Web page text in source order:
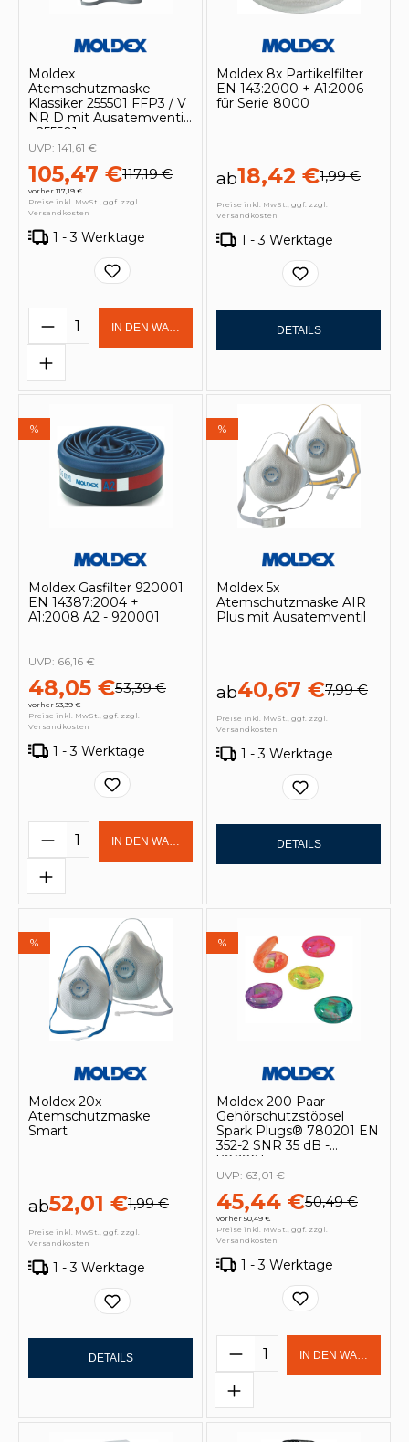
Moldex
Atemschutzmaske
Klassiker 255501 FFP3 / V
NR D mit Ausatemventil
- 255501
105,47 €117,19 €
vorher 117,19 €
UVP: 141,61 €
Preise inkl. MwSt., ggf. zzgl.
Versandkosten
1 - 3 Werktage
Produkt Anzahl: Gib den
IN DEN WARENKORB
Moldex 8x Partikelfilter
EN 143:2000 + A1:2006
für Serie 8000
ab18,42 €1,99 €
Preise inkl. MwSt., ggf. zzgl.
Versandkosten
1 - 3 Werktage
DETAILS
%
Moldex Gasfilter 920001
EN 14387:2004 +
A1:2008 A2 - 920001
48,05 €53,39 €
vorher 53,39 €
UVP: 66,16 €
Preise inkl. MwSt., ggf. zzgl.
Versandkosten
1 - 3 Werktage
Produkt Anzahl: Gib den
IN DEN WARENKORB
%
Moldex 5x
Atemschutzmaske AIR
Plus mit Ausatemventil
ab40,67 €7,99 €
Preise inkl. MwSt., ggf. zzgl.
Versandkosten
1 - 3 Werktage
DETAILS
%
Moldex 20x
Atemschutzmaske
Smart
ab52,01 €1,99 €
Preise inkl. MwSt., ggf. zzgl.
Versandkosten
1 - 3 Werktage
DETAILS
%
Moldex 200 Paar
Gehörschutzstöpsel
Spark Plugs® 780201 EN
352-2 SNR 35 dB -
780201
45,44 €50,49 €
vorher 50,49 €
UVP: 63,01 €
Preise inkl. MwSt., ggf. zzgl.
Versandkosten
1 - 3 Werktage
Produkt Anzahl:
IN DEN